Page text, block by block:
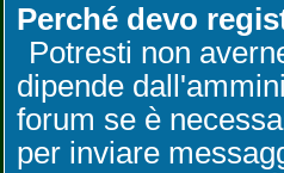
Perché devo
Potresti non
dipende
forum se è
per inviare